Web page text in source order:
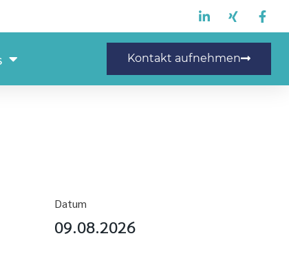
Kontakt aufnehmen
Datum
09.08.2026